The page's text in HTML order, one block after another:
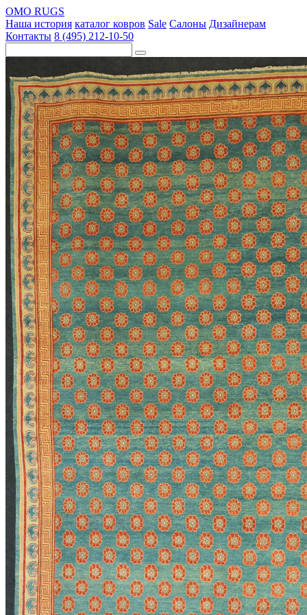
OMO RUGS
Наша история каталог ковров Sale Салоны Дизайнерам
Контакты 8 (495) 212-10-50